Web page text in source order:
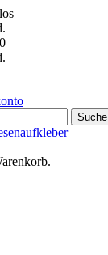
Suche